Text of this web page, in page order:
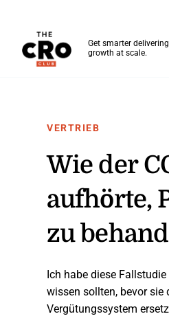
Get smarter
growth at scale.
VERTRIEB
Wie der
aufhörte,
zu
Ich habe diese
wissen sollten, bevor
Vergütungssystem